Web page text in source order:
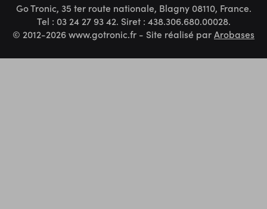
Go Tronic, 35 ter route nationale, Blagny 08110, France.
Tel : 03 24 27 93 42. Siret : 438.306.680.00028.
© 2012-2026 www.gotronic.fr - Site réalisé parArobases